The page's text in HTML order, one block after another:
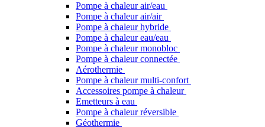
Pompe à chaleur air/eau
Pompe à chaleur air/air
Pompe à chaleur hybride
Pompe à chaleur​ eau/eau
Pompe à chaleur monobloc
Pompe à chaleur connectée
Aérothermie
Pompe à chaleur multi-confort
Accessoires pompe à chaleur
Emetteurs à eau
Pompe à chaleur réversible
Géothermie